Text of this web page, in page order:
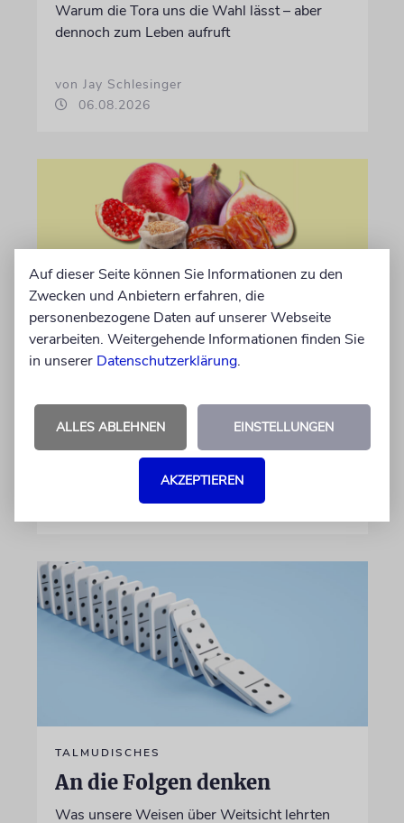
Warum die Tora uns die Wahl lässt – aber
dennoch zum Leben aufruft
von Jay Schlesinger
06.08.2026
Der Wochenabschnitt führt durch das Land
der Tora, zu Quellen, Bergen und Früchten
von Yonatan Amrani
31.07.2026
TALMUDISCHES
An die Folgen denken
Was unsere Weisen über Weitsicht lehrten
Auf dieser Seite können Sie Informationen zu den
Zwecken und Anbietern erfahren, die
personenbezogene Daten auf unserer Webseite
verarbeiten. Weitergehende Informationen finden Sie
in unserer Datenschutzerklärung.
ALLES ABLEHNEN EINSTELLUNGEN
AKZEPTIEREN